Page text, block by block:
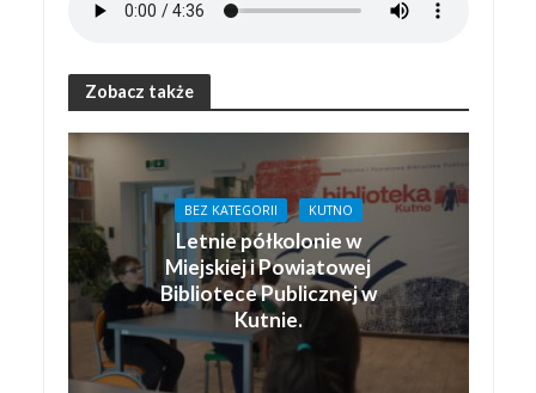
Zobacz także
BEZ KATEGORII KUTNO
Letnie półkolonie w
Miejskiej i Powiatowej
Bibliotece Publicznej w
Kutnie.